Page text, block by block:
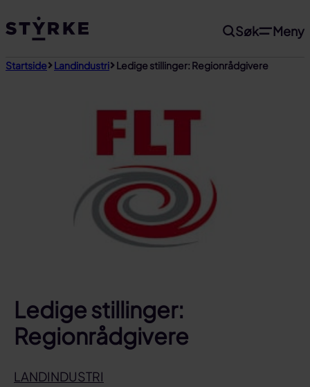
til
Søk Meny
Startside Landindustri Ledige stillinger: Regionrådgivere
Ledige stillinger:
Regionrådgivere
LANDINDUSTRI